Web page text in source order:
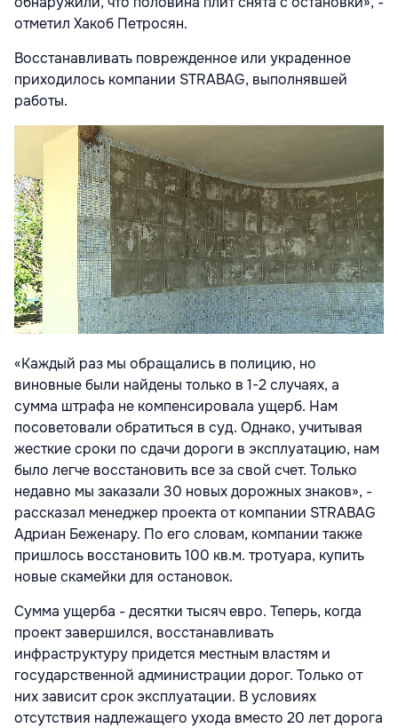
отметил Хакоб Петросян.
Восстанавливать поврежденное или украденное
приходилось компании STRABAG, выполнявшей
работы.
«Каждый раз мы обращались в полицию, но
виновные были найдены только в 1-2 случаях, а
сумма штрафа не компенсировала ущерб. Нам
посоветовали обратиться в суд. Однако, учитывая
жесткие сроки по сдачи дороги в эксплуатацию, нам
было легче восстановить все за свой счет. Только
недавно мы заказали 30 новых дорожных знаков», -
рассказал менеджер проекта от компании STRABAG
Адриан Беженару. По его словам, компании также
пришлось восстановить 100 кв.м. тротуара, купить
новые скамейки для остановок.
Сумма ущерба - десятки тысяч евро. Теперь, когда
проект завершился, восстанавливать
инфраструктуру придется местным властям и
государственной администрации дорог. Только от
них зависит срок эксплуатации. В условиях
отсутствия надлежащего ухода вместо 20 лет дорога